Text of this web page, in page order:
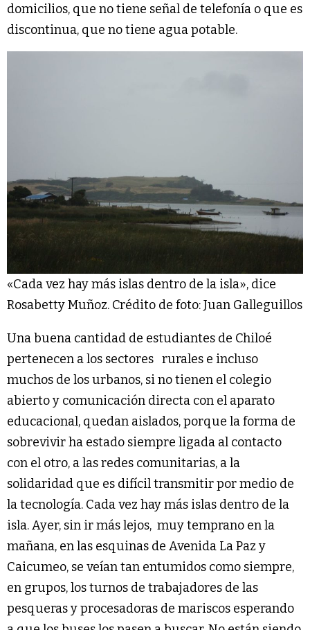
domicilios, que no tiene señal de telefonía o que es
discontinua, que no tiene agua potable.
«Cada vez hay más islas dentro de la isla», dice
Rosabetty Muñoz. Crédito de foto: Juan Galleguillos
Una buena cantidad de estudiantes de Chiloé
pertenecen a los sectores rurales e incluso
muchos de los urbanos, si no tienen el colegio
abierto y comunicación directa con el aparato
educacional, quedan aislados, porque la forma de
sobrevivir ha estado siempre ligada al contacto
con el otro, a las redes comunitarias, a la
solidaridad que es difícil transmitir por medio de
la tecnología. Cada vez hay más islas dentro de la
isla. Ayer, sin ir más lejos, muy temprano en la
mañana, en las esquinas de Avenida La Paz y
Caicumeo, se veían tan entumidos como siempre,
en grupos, los turnos de trabajadores de las
pesqueras y procesadoras de mariscos esperando